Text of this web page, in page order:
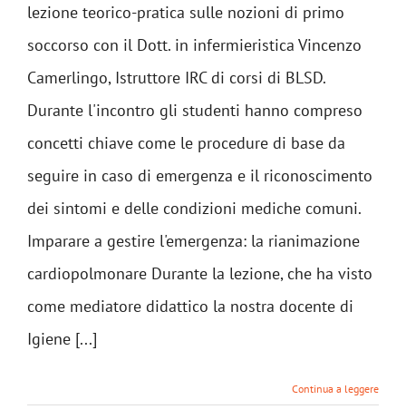
lezione teorico-pratica sulle nozioni di primo
soccorso con il Dott. in infermieristica Vincenzo
Camerlingo, Istruttore IRC di corsi di BLSD.
Durante l'incontro gli studenti hanno compreso
concetti chiave come le procedure di base da
seguire in caso di emergenza e il riconoscimento
dei sintomi e delle condizioni mediche comuni.
Imparare a gestire l'emergenza: la rianimazione
cardiopolmonare Durante la lezione, che ha visto
come mediatore didattico la nostra docente di
Igiene [...]
Continua a leggere